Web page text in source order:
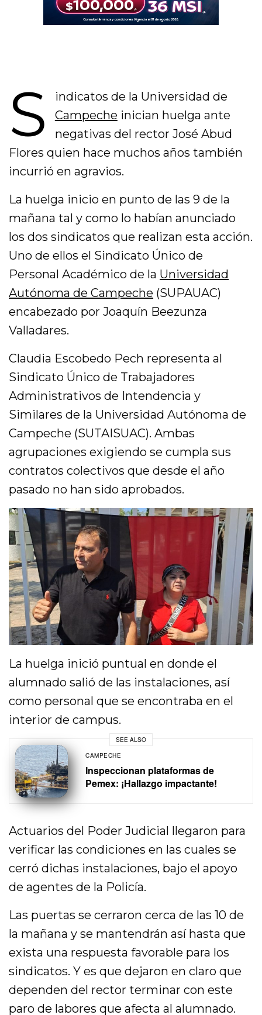
S
indicatos de la Universidad de
Campeche inician huelga ante
negativas del rector José Abud
Flores quien hace muchos años también
incurrió en agravios.
La huelga inicio en punto de las 9 de la
mañana tal y como lo habían anunciado
los dos sindicatos que realizan esta acción.
Uno de ellos el Sindicato Único de
Personal Académico de la Universidad
Autónoma de Campeche (SUPAUAC)
encabezado por Joaquín Beezunza
Valladares.
Claudia Escobedo Pech representa al
Sindicato Único de Trabajadores
Administrativos de Intendencia y
Similares de la Universidad Autónoma de
Campeche (SUTAISUAC). Ambas
agrupaciones exigiendo se cumpla sus
contratos colectivos que desde el año
pasado no han sido aprobados.
La huelga inició puntual en donde el
alumnado salió de las instalaciones, así
como personal que se encontraba en el
interior de campus.
SEE ALSO
CAMPECHE
Inspeccionan plataformas de
Pemex: ¡Hallazgo impactante!
Actuarios del Poder Judicial llegaron para
verificar las condiciones en las cuales se
cerró dichas instalaciones, bajo el apoyo
de agentes de la Policía.
Las puertas se cerraron cerca de las 10 de
la mañana y se mantendrán así hasta que
exista una respuesta favorable para los
sindicatos. Y es que dejaron en claro que
dependen del rector terminar con este
paro de labores que afecta al alumnado.